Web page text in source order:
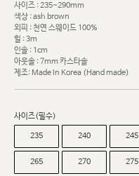
사이즈 : 235~290mm
색상 : ash brown
외피 : 천연 스웨이드 100%
힐 : 3m
인솔 : 1cm
아웃솔 : 7mm 카스타솔
제조: Made In Korea (Hand made)
사이즈(필수)
235 240 245
265 270 275